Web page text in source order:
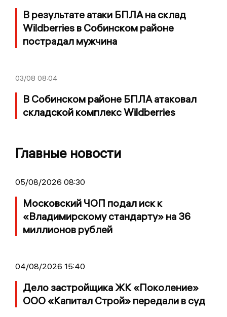
В результате атаки БПЛА на склад
Wildberries в Собинском районе
пострадал мужчина
03/08 08:04
В Собинском районе БПЛА атаковал
складской комплекс Wildberries
Главные новости
05/08/2026 08:30
Московский ЧОП подал иск к
«Владимирскому стандарту» на 36
миллионов рублей
04/08/2026 15:40
Дело застройщика ЖК «Поколение»
ООО «Капитал Строй» передали в суд